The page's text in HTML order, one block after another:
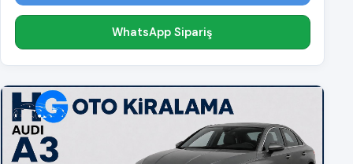
WhatsApp Sipariş